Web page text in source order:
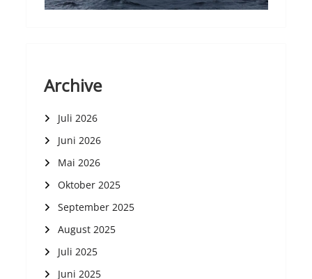
Archive
Juli 2026
Juni 2026
Mai 2026
Oktober 2025
September 2025
August 2025
Juli 2025
Juni 2025